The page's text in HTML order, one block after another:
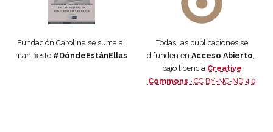
Fundación Carolina se suma al
manifiesto #DóndeEstánEllas
Todas las publicaciones se
difunden en Acceso Abierto,
bajo licencia Creative
Commons · CC BY-NC-ND 4.0